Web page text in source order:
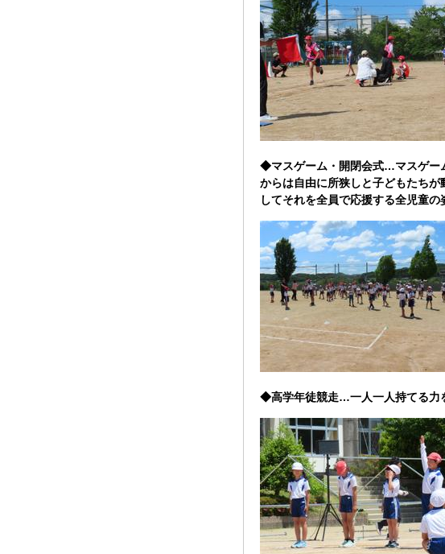
◆マスゲーム・開閉会式…マスゲー
からは自由に所狭しと子どもたち
してそれを全員で応援する全児童の
◆高学年徒競走…一人一人持てる力